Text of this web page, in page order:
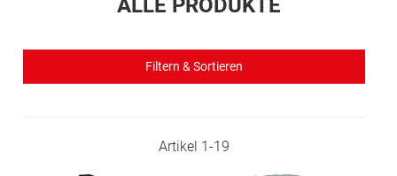
ALLE PRODUKTE
Filtern & Sortieren
Artikel 1-19